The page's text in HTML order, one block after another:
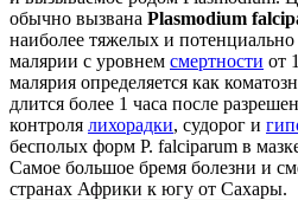
обычно вызвана Plasmodium
наиболее тяжелых и
малярии с уровнем смертности от
малярия определяется как
длится более 1 часа после
контроля лихорадки, судорог и
бесполых форм P. falciparum в
Самое большое бремя болезни и
странах Африки к югу от Сахары.